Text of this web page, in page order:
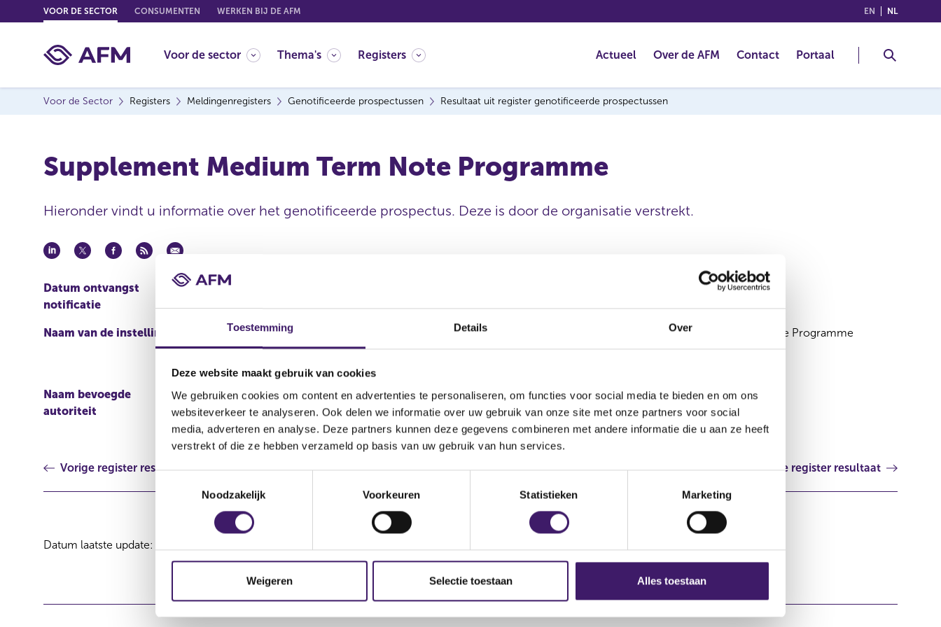
Toestemming Details Over
Deze website maakt gebruik van cookies
We gebruiken cookies om content en advertenties te personaliseren, om functies voor social media te bieden en om ons
websiteverkeer te analyseren. Ook delen we informatie over uw gebruik van onze site met onze partners voor social
media, adverteren en analyse. Deze partners kunnen deze gegevens combineren met andere informatie die u aan ze heeft
verstrekt of die ze hebben verzameld op basis van uw gebruik van hun services.
o
i
Noodzakelijk Voorkeuren Statistieken Marketing
Weigeren Selectie toestaan Alles toestaan
o
o
EN (ENGLISH)
NL
VOOR DE SECTOR CONSUMENTEN WERKEN BIJ DE AFM
Voor de sector Thema's Registers Actueel Over de AFM Contact Portaal
Voor de Sector Registers Meldingenregisters Genotificeerde prospectussen Resultaat uit register genotificeerde prospectussen
Supplement Medium Term Note Programme
Hieronder vindt u informatie over het genotificeerde prospectus. Deze is door de organisatie verstrekt.
Datum ontvangst
notificatie
30 apr 2024
document
Naam van de instelling
CITIGROUP INC., CITIGROUP GLOBAL MARKETS
HOLDINGS INC., Citigroup Global Markets Funding
Luxembourg SCA
Omschrijving van de
transactie
Supplement Medium Term Note Programme
Naam bevoegde
autoriteit
CENTRAL BANK OF IRELAND Land bevoegde autoriteit Ierland
Vorige register resultaat Volgende register resultaat
Datum laatste update: 08 augustus 2026